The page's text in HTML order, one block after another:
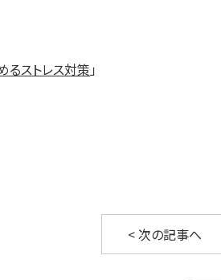
るストレス対策 」
< 次の記事へ